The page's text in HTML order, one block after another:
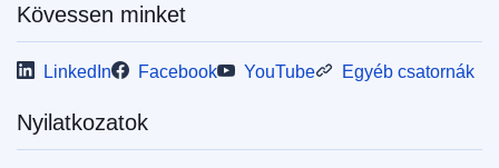
Kövessen minket
LinkedIn Facebook YouTube Egyéb csatornák
Nyilatkozatok